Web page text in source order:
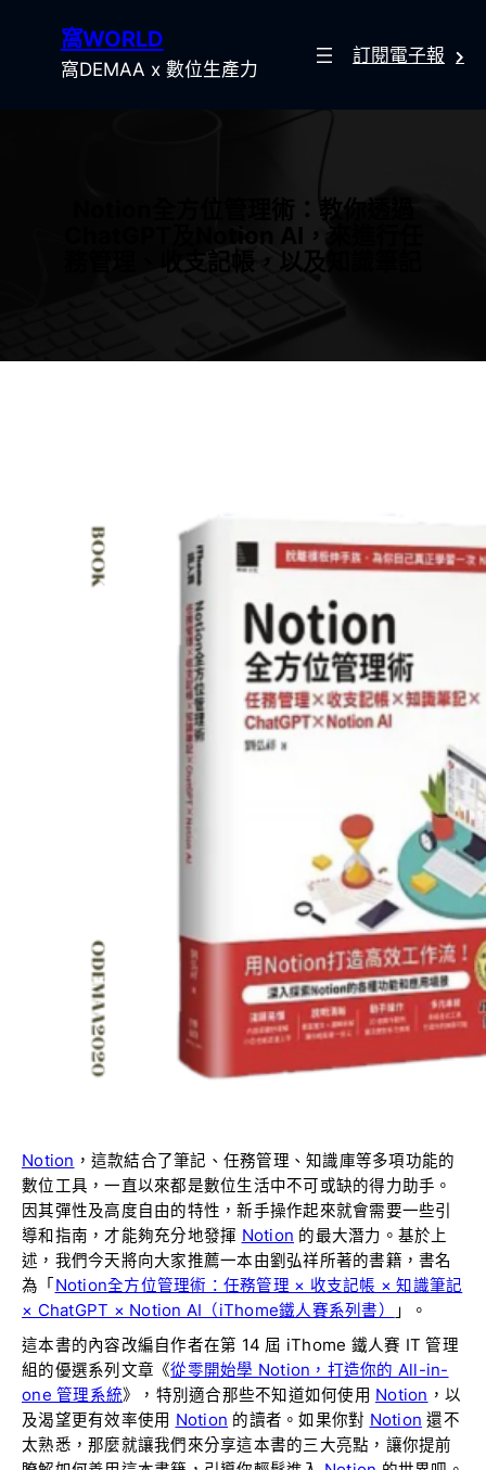
窩WORLD
窩DEMAA x 數位生產力
訂閱電子報
Notion全方位管理術：教你透過
ChatGPT及Notion AI，來進行任
務管理、收支記帳，以及知識筆記
Notion ，這款結合了筆記、任務管理、知識庫等多項功能的
數位工具，一直以來都是數位生活中不可或缺的得力助手。
因其彈性及高度自由的特性，新手操作起來就會需要一些引
導和指南，才能夠充分地發揮 Notion 的最大潛力。基於上
述，我們今天將向大家推薦一本由劉弘祥所著的書籍，書名
為「 Notion全方位管理術：任務管理 × 收支記帳 × 知識筆記
× ChatGPT × Notion AI（iThome鐵人賽系列書）
」。
這本書的內容改編自作者在第 14 屆 iThome 鐵人賽 IT 管理
組的優選系列文章《從零開始學 Notion，打造你的 All-in-
one 管理系統》，特別適合那些不知道如何使用 Notion ，以
及渴望更有效率使用 Notion 的讀者。如果你對 Notion 還不
太熟悉，那麼就讓我們來分享這本書的三大亮點，讓你提前